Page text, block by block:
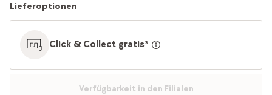
Lieferoptionen
Click & Collect gratis*
Verfügbarkeit in den Filialen